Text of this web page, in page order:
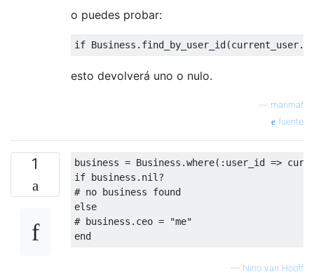
o puedes probar:
if
esto devolverá uno o nulo.
marimaf
fuente
1 business = Business.where( :user_id
if business. nil
# no business found
else
# business.ceo = "me"
end
— Nino van Hooff